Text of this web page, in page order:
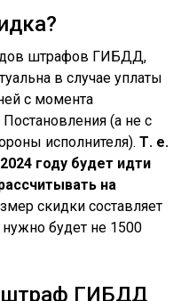
штрафов ГИБДД,
в случае уплаты
с момента
(а не с
исполнителя).Т. е.
году будет идти
на
скидки составляет
нужно будет не 1500
штраф ГИБДД